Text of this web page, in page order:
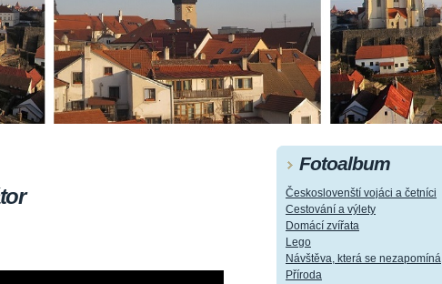
Fotoalbum
Českoslovenští vojáci a četníci
Cestování a výlety
Domácí zvířata
Lego
Návštěva, která se nezapomíná
Příroda